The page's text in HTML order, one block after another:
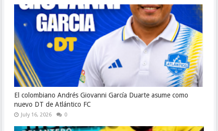
El colombiano Andrés Giovanni García Duarte asume como
nuevo DT de Atlántico FC
July 16, 2026 0